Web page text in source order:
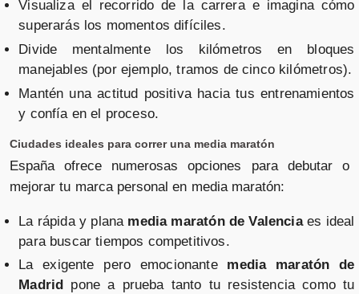
Visualiza el recorrido de la carrera e imagina cómo
superarás los momentos difíciles.
Divide mentalmente los kilómetros en bloques
manejables (por ejemplo, tramos de cinco kilómetros).
Mantén una actitud positiva hacia tus entrenamientos
y confía en el proceso.
Ciudades ideales para correr una media maratón
España ofrece numerosas opciones para debutar o
mejorar tu marca personal en media maratón:
La rápida y plana media maratón de Valenciaes ideal
para buscar tiempos competitivos.
La exigente pero emocionante media maratón de
Madrid
pone a prueba tanto tu resistencia como tu